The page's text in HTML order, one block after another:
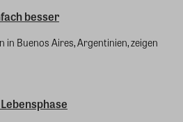
besser
in Buenos Aires, Argentinien, zeigen